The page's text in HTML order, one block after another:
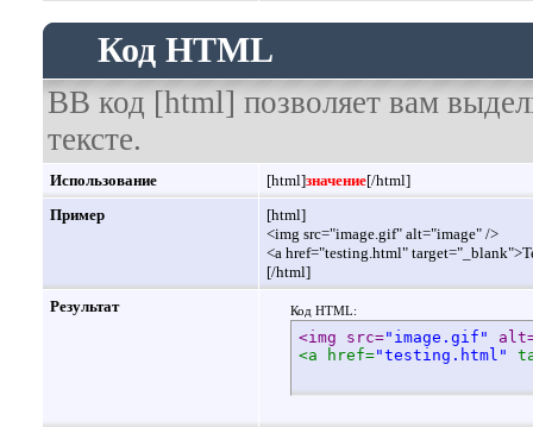
Код HTML
BB код [html] позволяет вам
тексте.
Использование [html]значение[/html]
Пример
[html]
<img src="image.gif" alt="image" />
<a href="testing.html"
[/html]
Результат
Код HTML:
<img src="image.gif"
<a href="testing.html"